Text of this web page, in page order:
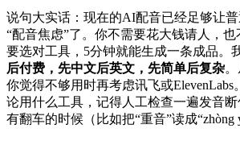
说句大实话：现在的AI配音已经足够让
“配音焦虑”了。你不需要花大钱请人，
要选对工具，5分钟就能生成一条成品。
后付费，先中文后英文，先简单后复杂
你觉得不够用时再考虑讯飞或
论用什么工具，记得人工检查一遍发音
有翻车的时候（比如把“重音”读成“zhòng